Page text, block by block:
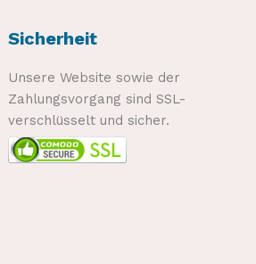
Sicherheit
Unsere Website sowie der
Zahlungsvorgang sind SSL-
verschlüsselt und sicher.